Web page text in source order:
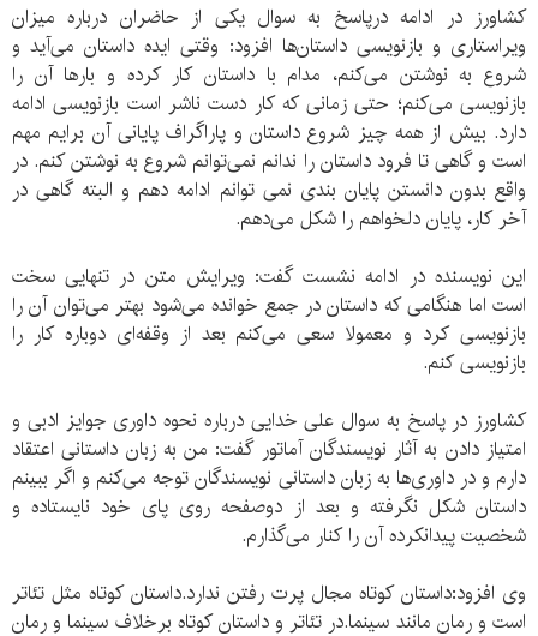
کشاورز در ادامه درپاسخ به سوال یکی از حاضران درباره میزان
ویراستاری و بازنویسی داستان‌ها افزود: وقتی ایده داستان می‌آید و
شروع به نوشتن می‌کنم، مدام با داستان کار کرده و بارها آن را
بازنویسی می‌کنم؛ حتی زمانی که کار دست ناشر است بازنویسی ادامه
دارد. بیش از همه چیز شروع داستان و پاراگراف پایانی آن برایم مهم
است و گاهی تا فرود داستان را ندانم نمی‌توانم شروع به نوشتن کنم. در
واقع بدون دانستن پایان بندی نمی توانم ادامه دهم و البته گاهی در
آخر کار، پایان دلخواهم را شکل می‌دهم.
این نویسنده در ادامه نشست گفت: ویرایش متن در تنهایی سخت
است اما هنگامی که داستان در جمع خوانده می‌شود بهتر می‌توان آن را
بازنویسی کرد و معمولا سعی می‌کنم بعد از وقفه‌ای دوباره کار را
بازنویسی کنم.
کشاورز در پاسخ به سوال علی خدایی درباره نحوه داوری جوایز ادبی و
امتیاز دادن به آثار نویسندگان آماتور گفت: من به زبان داستانی اعتقاد
دارم و در داوری‌ها به زبان داستانی نویسندگان توجه می‌کنم و اگر ببینم
داستان شکل نگرفته و بعد از دوصفحه روی پای خود نایستاده و
شخصیت پیدانکرده آن را کنار می‌گذارم.
وی افزود:داستان کوتاه مجال پرت رفتن ندارد.داستان کوتاه مثل تئاتر
است و رمان مانند سینما.در تئاتر و داستان کوتاه برخلاف سینما و رمان